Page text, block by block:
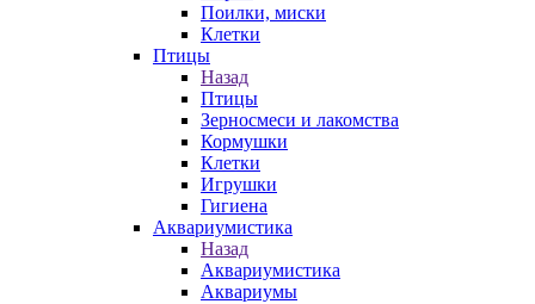
Поилки, миски
Клетки
Птицы
Назад
Птицы
Зерносмеси и лакомства
Кормушки
Клетки
Игрушки
Гигиена
Аквариумистика
Назад
Аквариумистика
Аквариумы